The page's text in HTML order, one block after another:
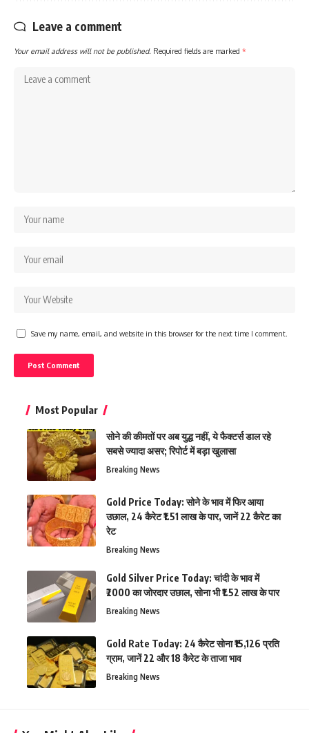
Leave a comment
Your email address will not be published. Required fields are marked *
Save my name, email, and website in this browser for the next time I comment.
Most Popular
सोने की कीमतों पर अब युद्ध नहीं, ये फैक्टर्स डाल रहे
सबसे ज्यादा असर; रिपोर्ट में बड़ा खुलासा
Breaking News
Gold Price Today: सोने के भाव में फिर आया
उछाल, 24 कैरेट ₹1.51 लाख के पार, जानें 22 कैरेट का
रेट
Breaking News
Gold Silver Price Today: चांदी के भाव में
₹2000 का जोरदार उछाल, सोना भी ₹1.52 लाख के पार
Breaking News
Gold Rate Today: 24 कैरेट सोना ₹15,126 प्रति
ग्राम, जानें 22 और 18 कैरेट के ताजा भाव
Breaking News